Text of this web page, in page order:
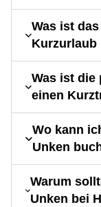
Was ist
Kurzurlaub
Was ist die
einen
Wo kann
Unken
Warum
Unken bei